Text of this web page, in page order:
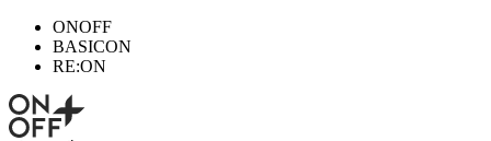
ONOFF
BASICON
RE:ON